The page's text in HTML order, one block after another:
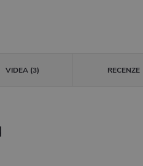
VIDEA (3) RECENZE